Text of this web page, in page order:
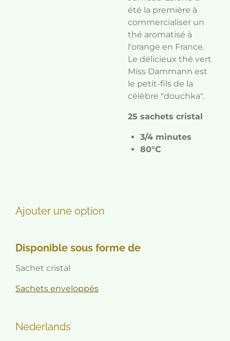
été la première à
commercialiser un
thé aromatisé à
l'orange en France.
Le délicieux thé vert
Miss Dammann est
le petit-fils de la
célèbre "douchka".
25 sachets cristal
3/4 minutes
80°C
Ajouter une option
Disponible sous forme de
Sachet cristal
Sachets enveloppés
Nederlands